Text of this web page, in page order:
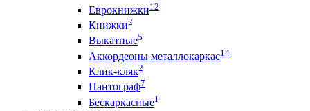
Еврокнижки12
Книжки2
Выкатные5
Аккордеоны металлокаркас14
Клик-кляк2
Пантограф7
Бескаркасные1